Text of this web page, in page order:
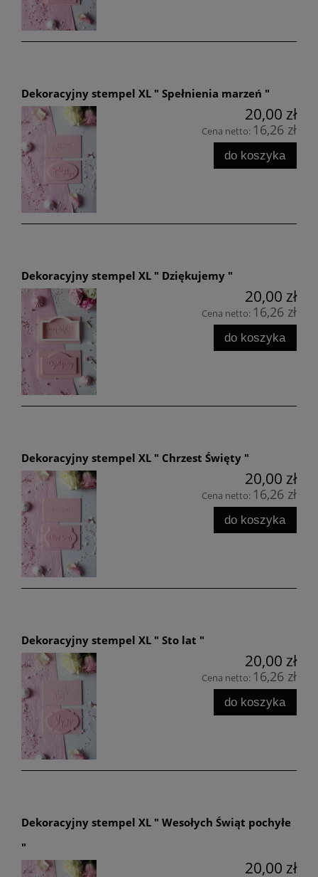
Dekoracyjny stempel XL " Spełnienia marzeń "
20,00 zł
Cena netto: 16,26 zł
do koszyka
Dekoracyjny stempel XL " Dziękujemy "
20,00 zł
Cena netto: 16,26 zł
do koszyka
Dekoracyjny stempel XL " Chrzest Święty "
20,00 zł
Cena netto: 16,26 zł
do koszyka
Dekoracyjny stempel XL " Sto lat "
20,00 zł
Cena netto: 16,26 zł
do koszyka
Dekoracyjny stempel XL " Wesołych Świąt pochyłe
"
20,00 zł